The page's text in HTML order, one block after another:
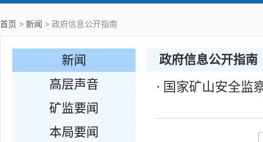
首页 新闻 政府信息公开指南
新闻
高层声音
矿监要闻
本局要闻
政府信息公开指南
国家矿山安全监